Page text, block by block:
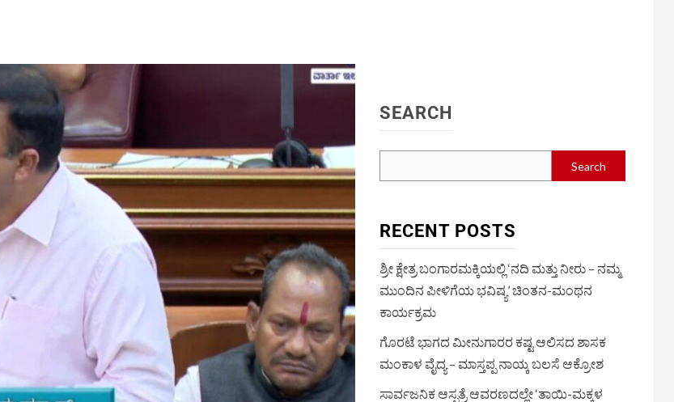
SEARCH
Search
RECENT POSTS
ಶ್ರೀ ಕ್ಷೇತ್ರ ಬಂಗಾರಮಕ್ಕಿಯಲ್ಲಿ ‘ನದಿ ಮತ್ತು ನೀರು – ನಮ್ಮ
ಮುಂದಿನ ಪೀಳಿಗೆಯ ಭವಿಷ್ಯ’ ಚಿಂತನ-ಮಂಥನ
ಕಾರ್ಯಕ್ರಮ
ಗೊರಟೆ ಭಾಗದ ಮೀನುಗಾರರ ಕಷ್ಟ ಆಲಿಸದ ಶಾಸಕ
ಮಂಕಾಳ ವೈದ್ಯ – ಮಾಸ್ತಪ್ಪ ನಾಯ್ಕ ಬಲಸೆ ಆಕ್ರೋಶ
ಸಾರ್ವಜನಿಕ ಆಸ್ಪತ್ರೆ ಆವರಣದಲ್ಲೇ ‘ತಾಯಿ-ಮಕ್ಕಳ